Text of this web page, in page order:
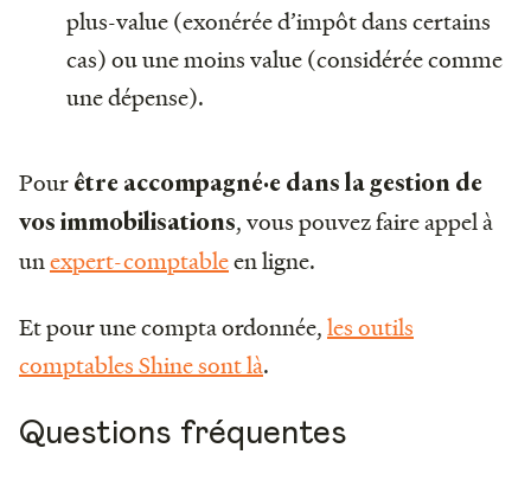
plus-value (exonérée d’impôt dans certains
cas) ou une moins value (considérée comme
une dépense).
Pour être accompagné·e dans la gestion de
vos immobilisations, vous pouvez faire appel à
unexpert-comptableen ligne.
Et pour une compta ordonnée,les outils
comptables Shine sont là.
Questions fréquentes